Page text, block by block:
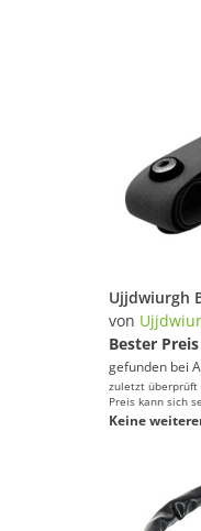
von
Bester Preis
gefunden bei
zuletzt überprüft
Preis kann sich
Keine